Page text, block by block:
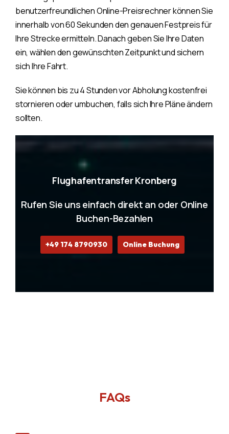
benutzerfreundlichen Online-Preisrechner können Sie
innerhalb von 60 Sekunden den genauen Festpreis für
Ihre Strecke ermitteln. Danach geben Sie Ihre Daten
ein, wählen den gewünschten Zeitpunkt und sichern
sich Ihre Fahrt.
Sie können bis zu 4 Stunden vor Abholung kostenfrei
stornieren oder umbuchen, falls sich Ihre Pläne ändern
sollten.
Flughafentransfer Kronberg
Rufen Sie uns einfach direkt an oder Online
Buchen-Bezahlen
+49 174 8790930 Online Buchung
FAQs